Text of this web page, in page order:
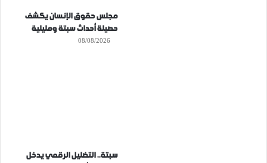
مجلس حقوق الإنسان يكشف
حصيلة أحداث سبتة ومليلية
08/08/2026
سبتة.. التضليل الرقمي يدخل